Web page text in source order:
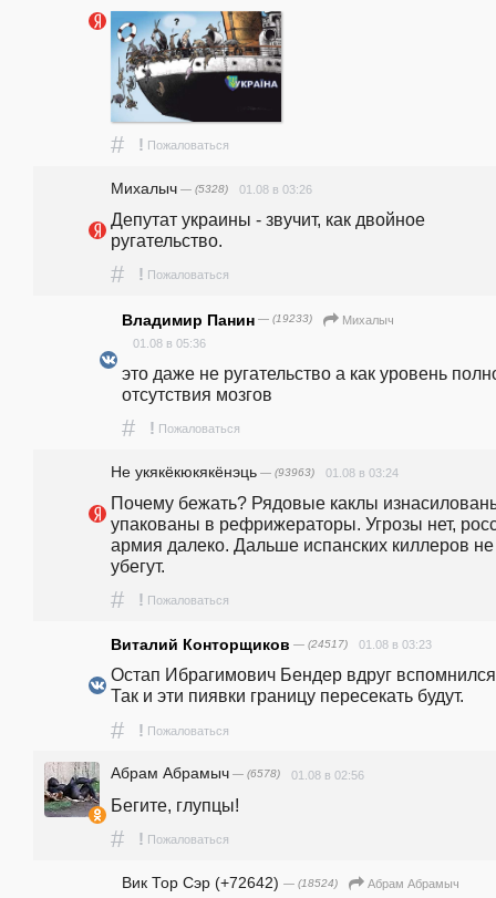
# ! Пожаловаться
Михалыч — (5328) 01.08 в 03:26
Депутат украины - звучит, как двойное
ругательство.
# ! Пожаловаться
Владимир Панин — (19233)
Михалыч
01.08 в 05:36
это даже не ругательство а как уровень
отсутствия мозгов
# ! Пожаловаться
Не укякёкюкякёнэць — (93963) 01.08 в 03:24
Почему бежать? Рядовые каклы
упакованы в рефрижераторы. Угрозы нет,
армия далеко. Дальше испанских киллеров не
убегут.
# ! Пожаловаться
Виталий Конторщиков — (24517) 01.08 в 03:23
Остап Ибрагимович Бендер вдруг
Так и эти пиявки границу пересекать будут.
# ! Пожаловаться
Абрам Абрамыч — (6578) 01.08 в 02:56
Бегите, глупцы!
# ! Пожаловаться
Вик Тор Сэр (+72642) — (18524)
Абрам Абрамыч